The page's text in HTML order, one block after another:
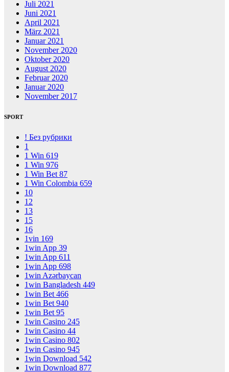
Juli 2021
Juni 2021
April 2021
März 2021
Januar 2021
November 2020
Oktober 2020
August 2020
Februar 2020
Januar 2020
November 2017
SPORT
! Без рубрики
1
1 Win 619
1 Win 976
1 Win Bet 87
1 Win Colombia 659
10
12
13
15
16
1vin 169
1win App 39
1win App 611
1win App 698
1win Azərbaycan
1win Bangladesh 449
1win Bet 466
1win Bet 940
1win Bet 95
1win Casino 245
1win Casino 44
1win Casino 802
1win Casino 945
1win Download 542
1win Download 877